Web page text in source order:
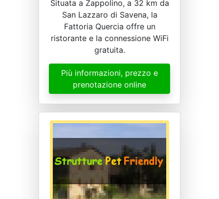
Situata a Zappolino, a 32 km da
San Lazzaro di Savena, la
Fattoria Quercia offre un
ristorante e la connessione WiFi
gratuita.
Più informazioni, prezzo e
prenotazione online